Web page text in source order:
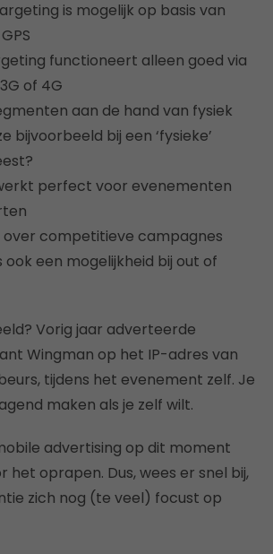
is mogelijk op basis van
functioneert alleen goed via
of 4G
aan de hand van fysiek
bijvoorbeeld bij een ‘fysieke’
perfect voor evenementen
over competitieve campagnes
ook een mogelijkheid bij out of
Vorig jaar adverteerde
Wingman op het IP-adres van
tijdens het evenement zelf. Je
maken als je zelf wilt.
advertising op dit moment
het oprapen. Dus, wees er snel bij,
zich nog (te veel) focust op